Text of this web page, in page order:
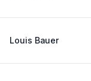
Louis Bauer